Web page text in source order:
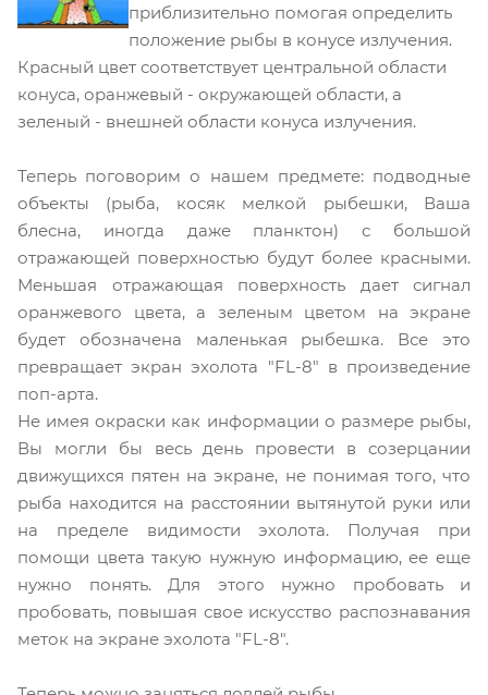
приблизительно помогая определить
положение рыбы в конусе излучения.
Красный цвет соответствует центральной области
конуса, оранжевый - окружающей области, а
зеленый - внешней области конуса излучения.
Теперь поговорим о нашем предмете: подводные
объекты (рыба, косяк мелкой рыбешки, Ваша
блесна, иногда даже планктон) с большой
отражающей поверхностью будут более красными.
Меньшая отражающая поверхность дает сигнал
оранжевого цвета, а зеленым цветом на экране
будет обозначена маленькая рыбешка. Все это
превращает экран эхолота "FL-8" в произведение
поп-арта.
Не имея окраски как информации о размере рыбы,
Вы могли бы весь день провести в созерцании
движущихся пятен на экране, не понимая того, что
рыба находится на расстоянии вытянутой руки или
на пределе видимости эхолота. Получая при
помощи цвета такую нужную информацию, ее еще
нужно понять. Для этого нужно пробовать и
пробовать, повышая свое искусство распознавания
меток на экране эхолота "FL-8".